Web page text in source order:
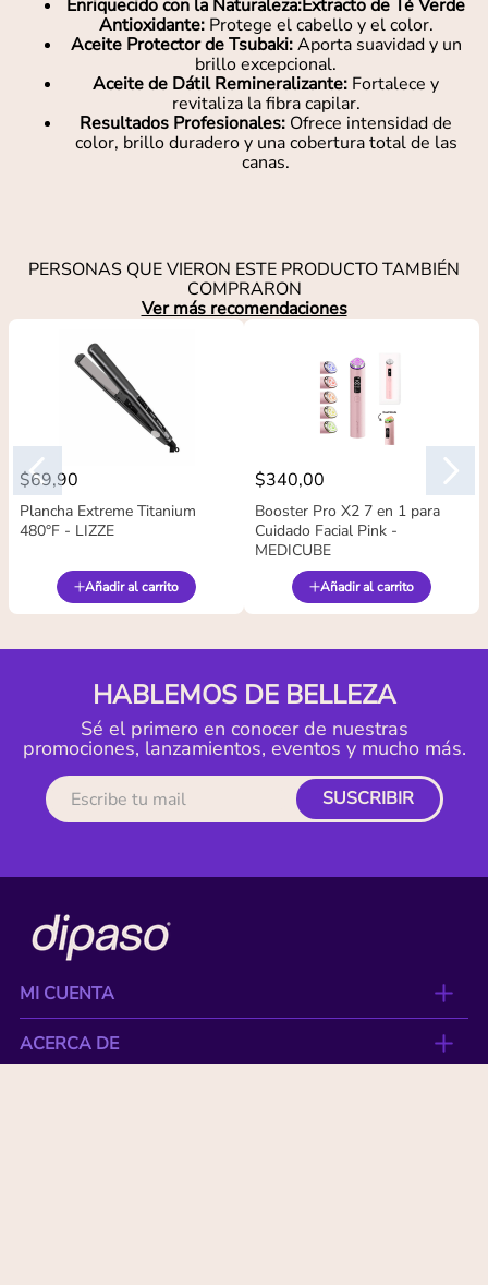
Enriquecido con la Naturaleza:Extracto de Té Verde
Antioxidante:Protege el cabello y el color.
Aceite Protector de Tsubaki:Aporta suavidad y un
brillo excepcional.
Aceite de Dátil Remineralizante: Fortalece y
revitaliza la fibra capilar.
Resultados Profesionales: Ofrece intensidad de
color, brillo duradero y una cobertura total de las
canas.
PERSONAS QUE VIERON ESTE PRODUCTO TAMBIÉN
COMPRARON
Ver más recomendaciones
$69,90
Plancha Extreme Titanium
480°F - LIZZE
Añadir al carrito
$340,00
Booster Pro X2 7 en 1 para
Cuidado Facial Pink -
MEDICUBE
Añadir al carrito
HABLEMOS DE BELLEZA
Sé el primero en conocer de nuestras
promociones, lanzamientos, eventos y mucho más.
SUSCRIBIR
MI CUENTA
ACERCA DE